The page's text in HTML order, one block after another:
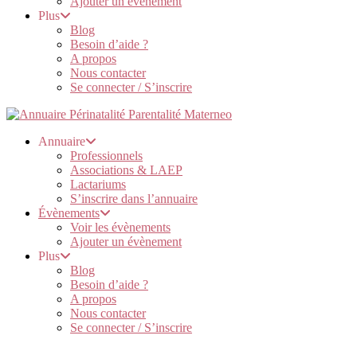
Plus
Blog
Besoin d’aide ?
A propos
Nous contacter
Se connecter / S’inscrire
Annuaire
Professionnels
Associations & LAEP
Lactariums
S’inscrire dans l’annuaire
Évènements
Voir les évènements
Ajouter un évènement
Plus
Blog
Besoin d’aide ?
A propos
Nous contacter
Se connecter / S’inscrire